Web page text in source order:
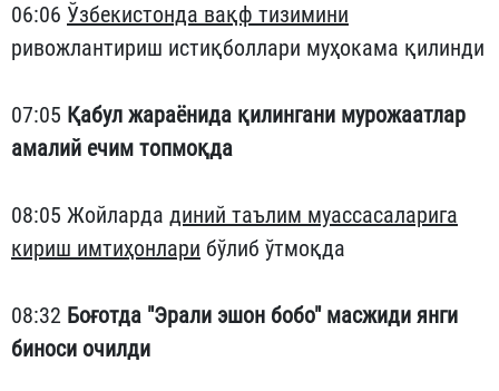
06:06 Ўзбекистонда вақф тизимини
ривожлантириш истиқболлари муҳокама қилинди
07:05 Қабул жараёнида қилингани мурожаатлар
амалий ечим топмоқда
08:05 Жойларда диний таълим муассасаларига
кириш имтиҳонлари бўлиб ўтмоқда
08:32 Боғотда "Эрали эшон бобо" масжиди янги
биноси очилди